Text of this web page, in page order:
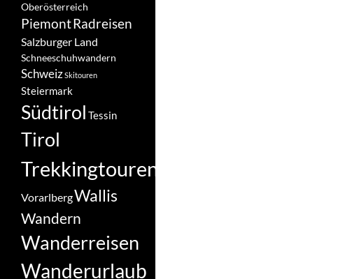
Oberösterreich
PiemontRadreisen
Salzburger Land
Schneeschuhwandern
SchweizSkitouren
Steiermark
Südtirol Tessin
Tirol
Trekkingtouren
VorarlbergWallis
Wandern
Wanderreisen
Wanderurlaub